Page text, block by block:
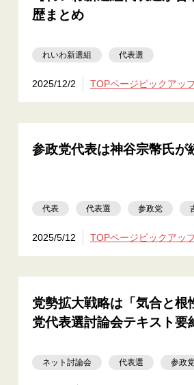
歴まとめ
れいわ新選組 代表選
2025/12/2 TOPページピックアッ
参政党代表は神谷宗幣氏が
代表 代表選 参政党
2025/5/12 TOPページピックアッ
党勢拡大戦略は「気合と
党代表選討論会テキスト要
ネット討論会 代表選 参政